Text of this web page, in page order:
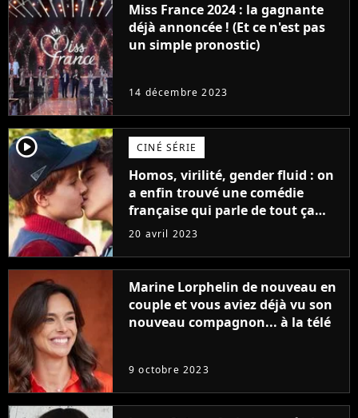
Miss France 2024 : la gagnante
déjà annoncée ! (Et ce n'est pas
un simple pronostic)
14 décembre 2023
player2 CINÉ SÉRIE
Homos, virilité, gender fluid : on
a enfin trouvé une comédie
française qui parle de tout ça
sans être super ringarde
20 avril 2023
Marine Lorphelin de nouveau en
couple et vous aviez déjà vu son
nouveau compagnon... à la télé
9 octobre 2023